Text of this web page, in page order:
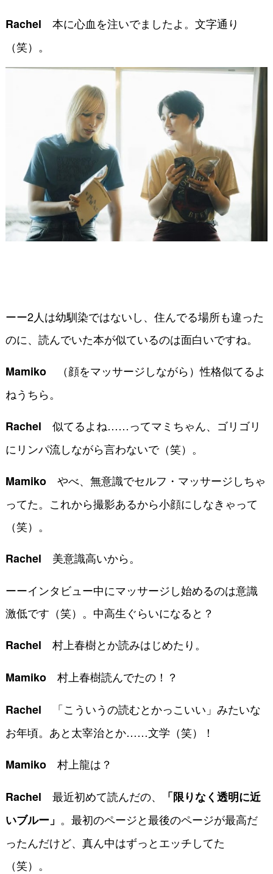
Rachel 本に心血を注いでましたよ。文字通り
（笑）。
ーー2人は幼馴染ではないし、住んでる場所も違った
のに、読んでいた本が似ているのは面白いですね。
Mamiko（顔をマッサージしながら）性格似てるよ
ねうちら。
Rachel 似てるよね……ってマミちゃん、ゴリゴリ
にリンパ流しながら言わないで（笑）。
Mamikoやべ、無意識でセルフ・マッサージしちゃ
ってた。これから撮影あるから小顔にしなきゃって
（笑）。
Rachel 美意識高いから。
ーーインタビュー中にマッサージし始めるのは意識
激低です（笑）。中高生ぐらいになると？
Rachel 村上春樹とか読みはじめたり。
Mamiko村上春樹読んでたの！？
Rachel 「こういうの読むとかっこいい」みたいな
お年頃。あと太宰治とか……文学（笑）！
Mamiko村上龍は？
Rachel 最近初めて読んだの、
「限りなく透明に近
いブルー」 。最初のページと最後のページが最高だ
ったんだけど、真ん中はずっとエッチしてた
（笑）。